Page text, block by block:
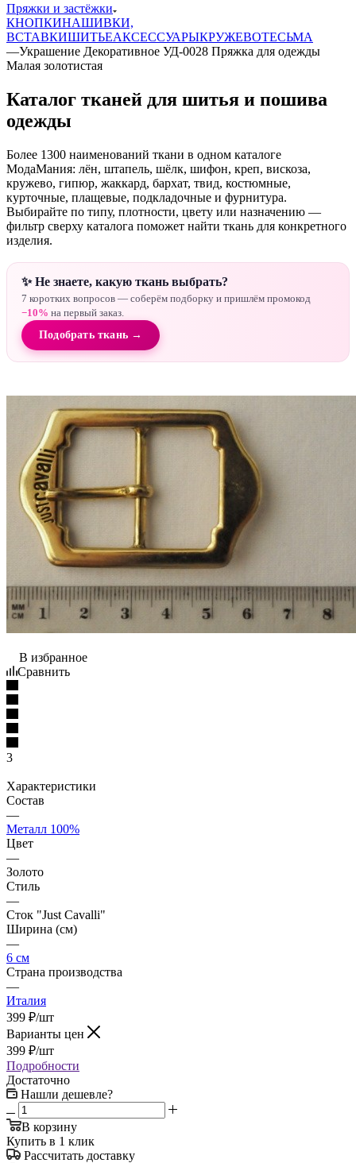
Пряжки и застёжки
КНОПКИНАШИВКИ,
ВСТАВКИШИТЬЕАКСЕССУАРЫКРУЖЕВОТЕСЬМА
—Украшение Декоративное УД-0028 Пряжка для одежды
Малая золотистая
Каталог тканей для шитья и пошива
одежды
Более 1300 наименований ткани в одном каталоге
МодаМания: лён, штапель, шёлк, шифон, креп, вискоза,
кружево, гипюр, жаккард, бархат, твид, костюмные,
курточные, плащевые, подкладочные и фурнитура.
Выбирайте по типу, плотности, цвету или назначению —
фильтр сверху каталога поможет найти ткань для конкретного
изделия.
✨ Не знаете, какую ткань выбрать?
7 коротких вопросов — соберём подборку и пришлём промокод
−10% на первый заказ.
Подобрать ткань →
В избранное
Сравнить
3
Характеристики
Состав
—
Металл 100%
Цвет
—
Золото
Стиль
—
Сток "Just Cavalli"
Ширина (см)
—
6 см
Страна производства
—
Италия
399 ₽/шт
Варианты цен
399 ₽/шт
Подробности
Достаточно
Нашли дешевле?
В корзину
Купить в 1 клик
Рассчитать доставку